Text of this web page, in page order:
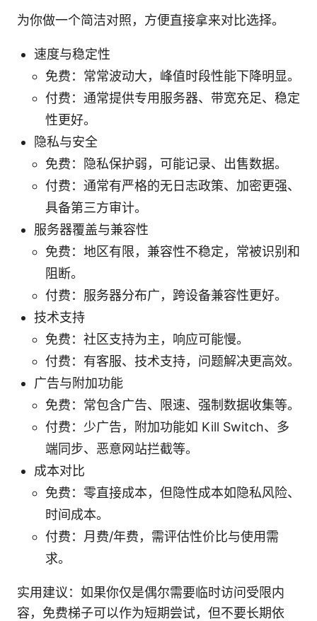
为你做一个简洁对照，方便直接拿来对比选择。
速度与稳定性
免费：常常波动大，峰值时段性能下降明显。
付费：通常提供专用服务器、带宽充足、稳定
性更好。
隐私与安全
免费：隐私保护弱，可能记录、出售数据。
付费：通常有严格的无日志政策、加密更强、
具备第三方审计。
服务器覆盖与兼容性
免费：地区有限，兼容性不稳定，常被识别和
阻断。
付费：服务器分布广，跨设备兼容性更好。
技术支持
免费：社区支持为主，响应可能慢。
付费：有客服、技术支持，问题解决更高效。
广告与附加功能
免费：常包含广告、限速、强制数据收集等。
付费：少广告，附加功能如 Kill Switch、多
端同步、恶意网站拦截等。
成本对比
免费：零直接成本，但隐性成本如隐私风险、
时间成本。
付费：月费/年费，需评估性价比与使用需
求。
实用建议：如果你仅是偶尔需要临时访问受限内
容，免费梯子可以作为短期尝试，但不要长期依